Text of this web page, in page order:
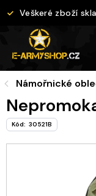
na
Veškeré zboží
Námořnické
Kód: 30521B